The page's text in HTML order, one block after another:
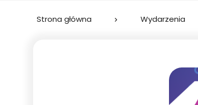
Jesteś
Strona główna Wydarzenia